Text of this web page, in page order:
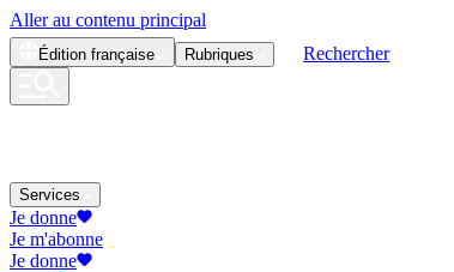
Aller au contenu principal
Édition française Rubriques Rechercher
Services
Je donne
Je m'abonne
Je donne